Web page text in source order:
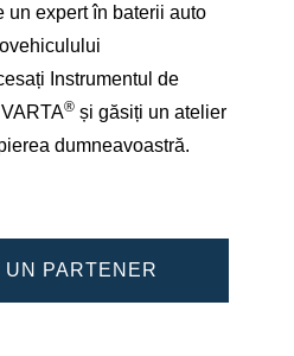
un expert în baterii auto
Instrumentul de
® și găsiți un atelier
dumneavoastră.
PARTENER